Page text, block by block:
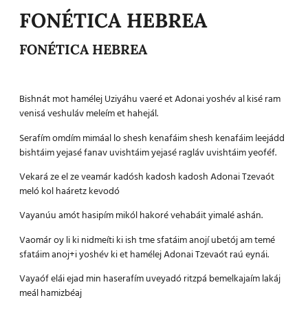
FONÉTICA HEBREA
FONÉTICA HEBREA
Bishnát mot hamélej Uziyáhu vaeré et Adonai yoshév al kisé ram
venisá veshuláv meleím et hahejál.
Serafím omdím mimáal lo shesh kenafáim shesh kenafáim leejádd
bishtáim yejasé fanav uvishtáim yejasé ragláv uvishtáim yeoféf.
Vekará ze el ze veamár kadósh kadosh kadosh Adonai Tzevaót
meló kol haáretz kevodó
Vayanúu amót hasipím mikól hakoré vehabáit yimalé ashán.
Vaomár oy li ki nidmeíti ki ish tme sfatáim anojí ubetój am temé
sfatáim anoj+i yoshév ki et hamélej Adonai Tzevaót raú eynái.
Vayaóf elái ejad min haserafím uveyadó ritzpá bemelkajaím lakáj
meál hamizbéaj